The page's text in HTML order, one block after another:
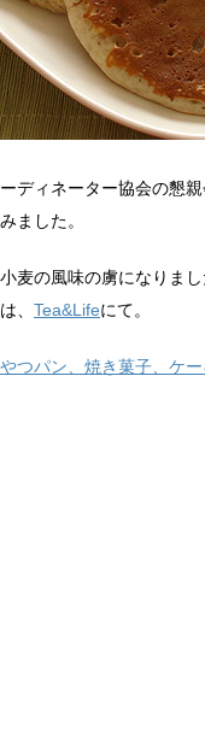
ディネーター協会の懇
ました。
麦の風味の虜になりま
、 Tea&Lifeにて。
つパン、焼き菓子、ケー